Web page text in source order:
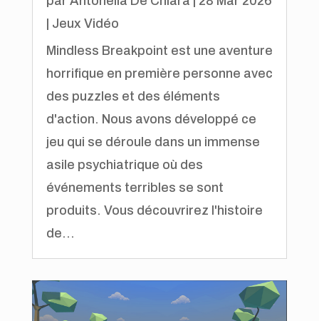
| Jeux Vidéo
Mindless Breakpoint est une aventure
horrifique en première personne avec
des puzzles et des éléments
d'action. Nous avons développé ce
jeu qui se déroule dans un immense
asile psychiatrique où des
événements terribles se sont
produits. Vous découvrirez l'histoire
de...